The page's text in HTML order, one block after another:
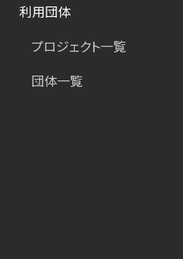
利用団体
プロジェクト一覧
団体一覧